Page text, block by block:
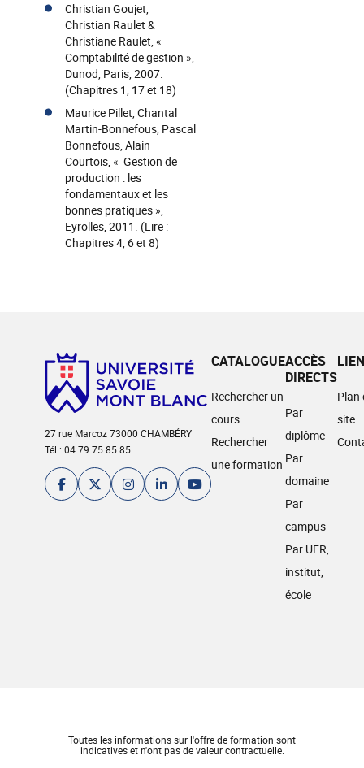
Christian Goujet,
Christian Raulet &
Christiane Raulet, «
Comptabilité de gestion »,
Dunod, Paris, 2007.
(Chapitres 1, 17 et 18)
Maurice Pillet, Chantal
Martin-Bonnefous, Pascal
Bonnefous, Alain
Courtois, « Gestion de
production : les
fondamentaux et les
bonnes pratiques »,
Eyrolles, 2011. (Lire :
Chapitres 4, 6 et 8)
27 rue Marcoz 73000 CHAMBÉRY
Tél : 04 79 75 85 85
CATALOGUE
Rechercher un
cours
Rechercher
une formation
ACCÈS
DIRECTS
Par
diplôme
Par
domaine
Par
campus
Par UFR,
institut,
école
Plan
site
Toutes les informations sur l'offre de formation sont
indicatives et n'ont pas de valeur contractuelle.